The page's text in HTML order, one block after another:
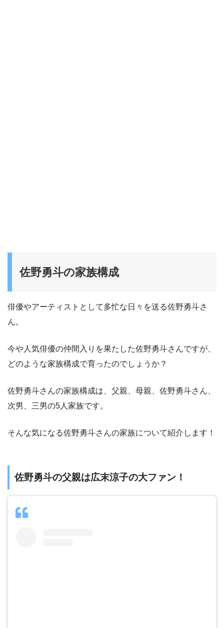
佐野勇斗の家族構成
俳優やアーティストとして多忙な日々を送る佐野勇斗さ
ん。
今や人気俳優の仲間入りを果たした佐野勇斗さんですが、
どのような家族構成で育ったのでしょうか？
佐野勇斗さんの家族構成は、父親、母親、佐野勇斗さん、
次男、三男の5人家族です。
そんな気になる佐野勇斗さんの家族について紹介します！
佐野勇斗の父親は広末涼子の大ファン！